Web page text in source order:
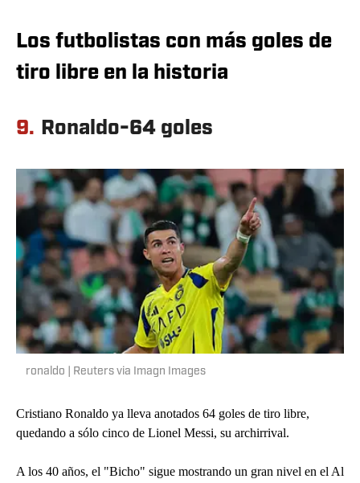
Los futbolistas con más goles de
tiro libre en la historia
9. Ronaldo-64 goles
ronaldo | Reuters via Imagn Images
Cristiano Ronaldo ya lleva anotados 64 goles de tiro libre,
quedando a sólo cinco de Lionel Messi, su archirrival.
A los 40 años, el "Bicho" sigue mostrando un gran nivel en el Al